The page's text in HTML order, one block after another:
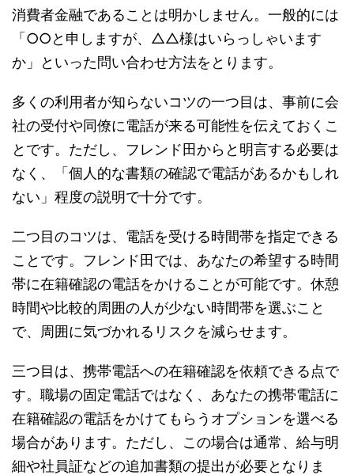
消費者金融であることは明かしません。一般的には
「○○と申しますが、△△様はいらっしゃいます
か」といった問い合わせ方法をとります。
多くの利用者が知らないコツの一つ目は、事前に会
社の受付や同僚に電話が来る可能性を伝えておくこ
とです。ただし、フレンド田からと明言する必要は
なく、「個人的な書類の確認で電話があるかもしれ
ない」程度の説明で十分です。
二つ目のコツは、電話を受ける時間帯を指定できる
ことです。フレンド田では、あなたの希望する時間
帯に在籍確認の電話をかけることが可能です。休憩
時間や比較的周囲の人が少ない時間帯を選ぶこと
で、周囲に気づかれるリスクを減らせます。
三つ目は、携帯電話への在籍確認を依頼できる点で
す。職場の固定電話ではなく、あなたの携帯電話に
在籍確認の電話をかけてもらうオプションを選べる
場合があります。ただし、この場合は通常、給与明
細や社員証などの追加書類の提出が必要となりま